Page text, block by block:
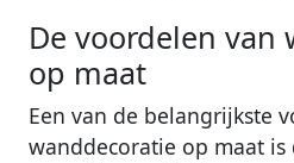
De voordelen van
op maat
Een van de belangrijkste
wanddecoratie op maat